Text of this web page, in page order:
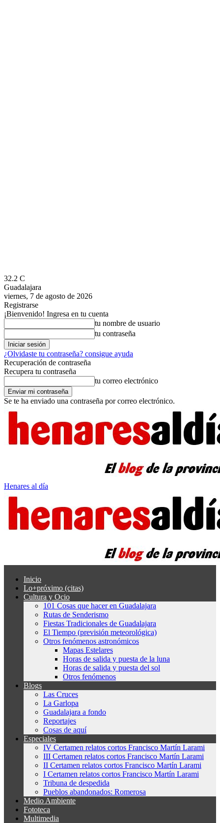
32.2 C
Guadalajara
viernes, 7 de agosto de 2026
Registrarse
¡Bienvenido! Ingresa en tu cuenta
tu nombre de usuario
tu contraseña
¿Olvidaste tu contraseña? consigue ayuda
Recuperación de contraseña
Recupera tu contraseña
tu correo electrónico
Se te ha enviado una contraseña por correo electrónico.
Henares al día
Inicio
Lo+próximo (citas)
Cultura y Ocio
101 Cosas que hacer en Guadalajara
Rutas de Senderismo
Fiestas Tradicionales de Guadalajara
El Tiempo (previsión meteorológica)
Otros fenómenos astronómicos
Mapas Estelares
Horas de salida y puesta de la luna
Horas de salida y puesta del sol
Otros fenómenos
Blogs
Las Cruces
La Garlopa
Guadalajara a fondo
Reportajes
Cosas de aquí
Especiales
IV Certamen relatos cortos Francisco Martín Larami
III Certamen relatos cortos Francisco Martín Larami
II Certamen relatos cortos Francisco Martín Larami
I Certamen relatos cortos Francisco Martín Larami
Tribuna de despedida
Pueblos abandonados: Romerosa
Medio Ambiente
Fototeca
Multimedia